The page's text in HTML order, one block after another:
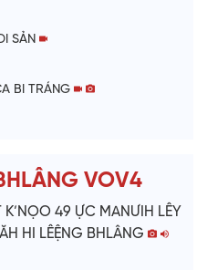
V
i
e
o
SẢN
BI TRÁNG
VOV4
49 ỰC MANƯIH LÊY
HI LÊỆNG BHLÂNG